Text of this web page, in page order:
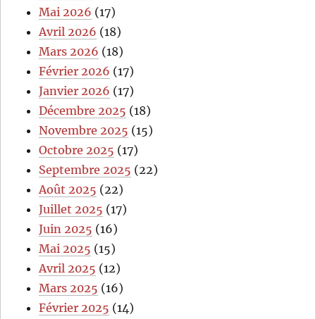
Mai 2026 (17)
Avril 2026 (18)
Mars 2026 (18)
Février 2026 (17)
Janvier 2026 (17)
Décembre 2025 (18)
Novembre 2025 (15)
Octobre 2025 (17)
Septembre 2025 (22)
Août 2025 (22)
Juillet 2025 (17)
Juin 2025 (16)
Mai 2025 (15)
Avril 2025 (12)
Mars 2025 (16)
Février 2025 (14)